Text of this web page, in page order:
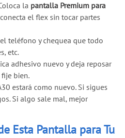
la pantalla Premium para
el flex sin tocar partes
teléfono y chequea que todo
etc.
adhesivo nuevo y deja reposar
bien.
estará como nuevo. Si sigues
Si algo sale mal, mejor
Esta Pantalla para Tu